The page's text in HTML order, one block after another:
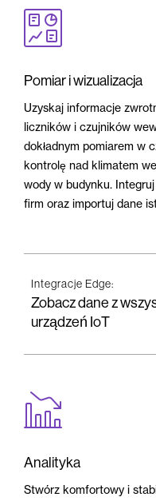
Pomiar i wizualizacja
Uzyskaj informacje
liczników i czujników
dokładnym pomiarem w
kontrolę nad klimatem
wody w budynku.
firm oraz importuj dane
Integracje Edge:
Zobacz dane z
urządzeń IoT
Analityka
Stwórz komfortowy i